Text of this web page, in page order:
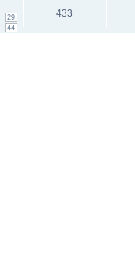
29
44
433